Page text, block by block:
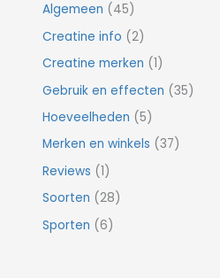
Algemeen (45)
Creatine info (2)
Creatine merken (1)
Gebruik en effecten (35)
Hoeveelheden (5)
Merken en winkels (37)
Reviews (1)
Soorten (28)
Sporten (6)